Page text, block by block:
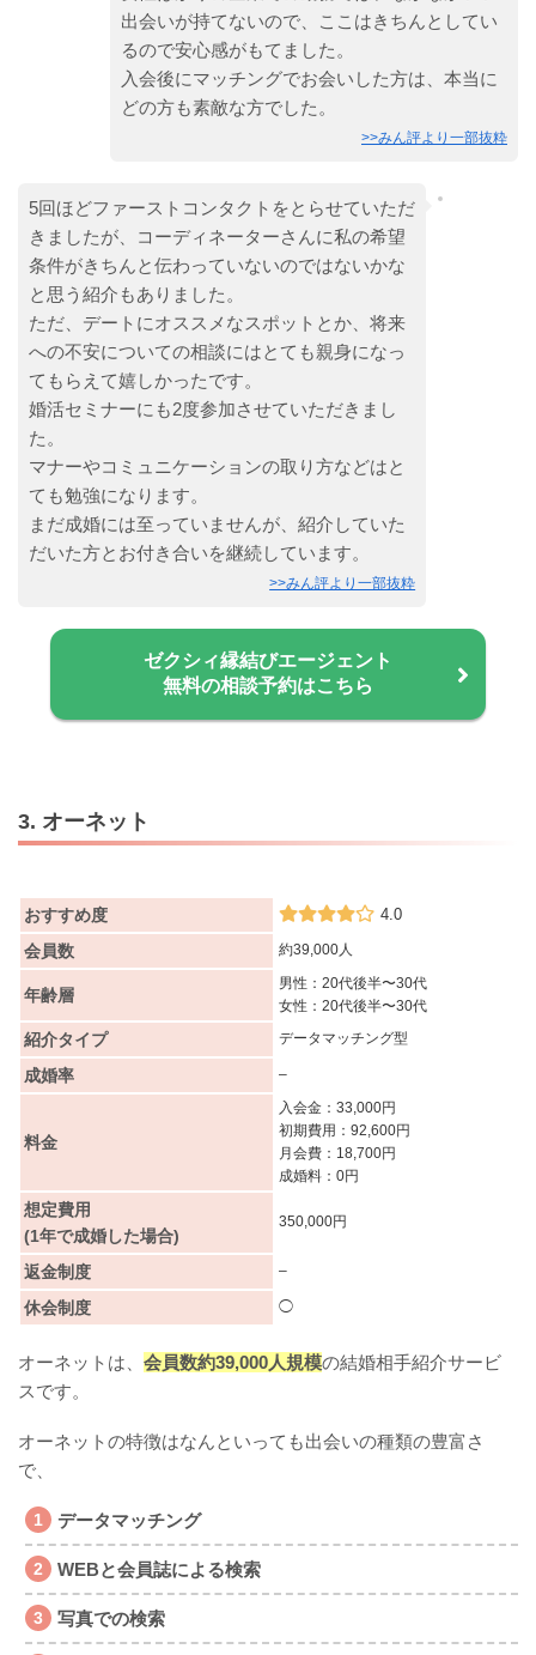
出会いが持てないので、ここはきちんとしてい
るので安心感がもてました。
入会後にマッチングでお会いした方は、本当に
どの方も素敵な方でした。
>>みん評より一部抜粋
5回ほどファーストコンタクトをとらせていただ
きましたが、コーディネーターさんに私の希望
条件がきちんと伝わっていないのではないかな
と思う紹介もありました。
ただ、デートにオススメなスポットとか、将来
への不安についての相談にはとても親身になっ
てもらえて嬉しかったです。
婚活セミナーにも2度参加させていただきまし
た。
マナーやコミュニケーションの取り方などはと
ても勉強になります。
まだ成婚には至っていませんが、紹介していた
だいた方とお付き合いを継続しています。
>>みん評より一部抜粋
ゼクシィ縁結びエージェント
無料の相談予約はこちら
3. オーネット
おすすめ度 4.0
会員数 約39,000人
年齢層
男性：20代後半〜30代
女性：20代後半〜30代
紹介タイプ データマッチング型
成婚率 –
料金
入会金：33,000円
初期費用：92,600円
月会費：18,700円
成婚料：0円
想定費用
(1年で成婚した場合)
350,000円
返金制度 –
休会制度 ◯
オーネットは、 会員数約39,000人規模の結婚相手紹介サービ
スです。
オーネットの特徴はなんといっても出会いの種類の豊富さ
で、
データマッチング
WEBと会員誌による検索
写真での検索